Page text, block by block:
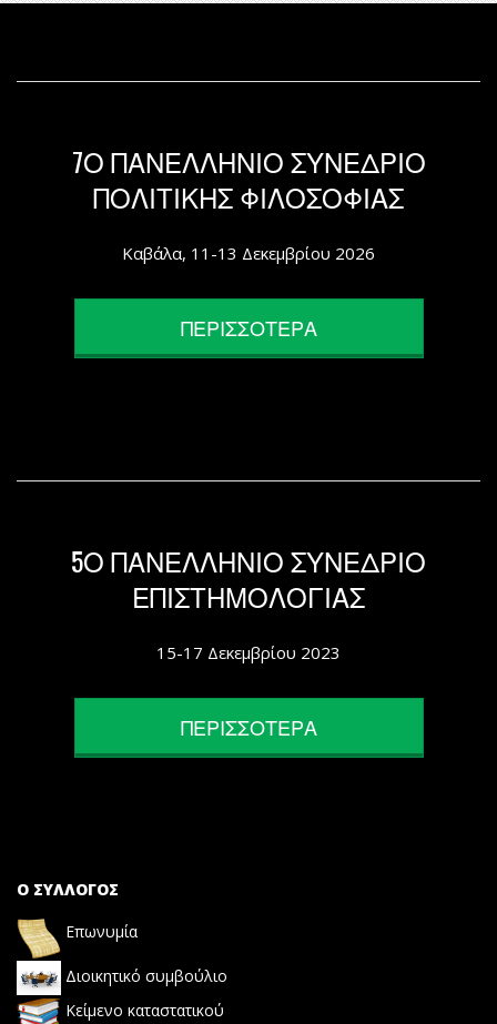
7Ο ΠΑΝΕΛΛΗΝΙΟ ΣΥΝΕΔΡΙΟ
ΠΟΛΙΤΙΚΗΣ ΦΙΛΟΣΟΦΙΑΣ
Καβάλα, 11-13 Δεκεμβρίου 2026
ΠΕΡΙΣΣΟΤΕΡΑ
5Ο ΠΑΝΕΛΛΗΝΙΟ ΣΥΝΕΔΡΙΟ
ΕΠΙΣΤΗΜΟΛΟΓΙΑΣ
15-17 Δεκεμβρίου 2023
ΠΕΡΙΣΣΟΤΕΡΑ
Ο ΣΥΛΛΟΓΟΣ
Επωνυμία
Διοικητικό συμβούλιο
Κείμενο καταστατικού